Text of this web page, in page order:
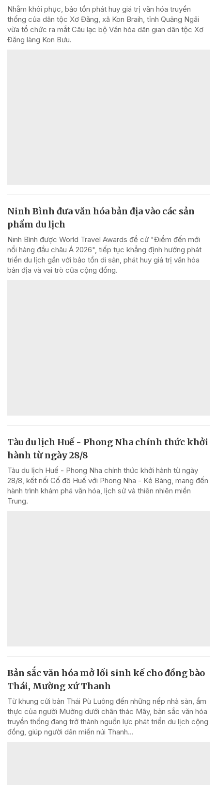
Nhằm khôi phục, bảo tồn phát huy giá trị văn hóa truyền
thống của dân tộc Xơ Đăng, xã Kon Braih, tỉnh Quảng Ngãi
vừa tổ chức ra mắt Câu lạc bộ Văn hóa dân gian dân tộc Xơ
Đăng làng Kon Bưu.
Ninh Bình đưa văn hóa bản địa vào các sản
phẩm du lịch
Ninh Bình được World Travel Awards đề cử "Điểm đến mới
nổi hàng đầu châu Á 2026", tiếp tục khẳng định hướng phát
triển du lịch gắn với bảo tồn di sản, phát huy giá trị văn hóa
bản địa và vai trò của cộng đồng.
Tàu du lịch Huế - Phong Nha chính thức khởi
hành từ ngày 28/8
Tàu du lịch Huế - Phong Nha chính thức khởi hành từ ngày
28/8, kết nối Cố đô Huế với Phong Nha - Kẻ Bàng, mang đến
hành trình khám phá văn hóa, lịch sử và thiên nhiên miền
Trung.
Bản sắc văn hóa mở lối sinh kế cho đồng bào
Thái, Mường xứ Thanh
Từ khung cửi bản Thái Pù Luông đến những nếp nhà sàn, ẩm
thực của người Mường dưới chân thác Mây, bản sắc văn hóa
truyền thống đang trở thành nguồn lực phát triển du lịch cộng
đồng, giúp người dân miền núi Thanh...